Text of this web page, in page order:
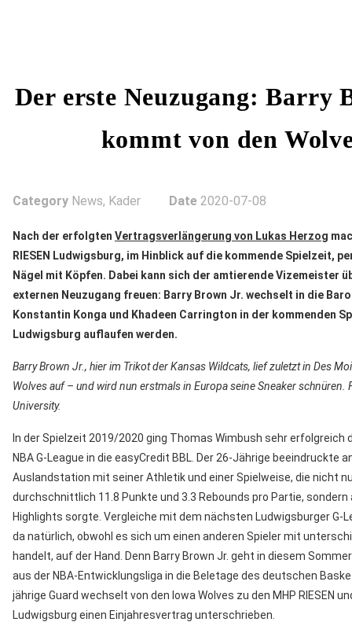
Der erste Neuzugang: Barry
kommt von den
Category News, Kader Date 2020-07-08
Nach der erfolgten Vertragsverlängerung von Lukas Herzog
RIESEN Ludwigsburg, im Hinblick auf die kommende Spielzeit,
Nägel mit Köpfen. Dabei kann sich der amtierende Vizemeister
externen Neuzugang freuen: Barry Brown Jr. wechselt in die
Konstantin Konga und Khadeen Carrington in der kommenden
Ludwigsburg auflaufen werden.
Barry Brown Jr., hier im Trikot der Kansas Wildcats, lief zuletzt in Des
Wolves auf – und wird nun erstmals in Europa seine Sneaker schnüren.
University.
In der Spielzeit 2019/2020 ging Thomas Wimbush sehr erfolgreich
NBA G-League in die easyCredit BBL. Der 26-Jährige beeindruckte
Auslandstation mit seiner Athletik und einer Spielweise, die nicht
durchschnittlich 11.8 Punkte und 3.3 Rebounds pro Partie,
Highlights sorgte. Vergleiche mit dem nächsten Ludwigsburger G-
da natürlich, obwohl es sich um einen anderen Spieler mit
handelt, auf der Hand. Denn Barry Brown Jr. geht in diesem
aus der NBA-Entwicklungsliga in die Beletage des deutschen
jährige Guard wechselt von den Iowa Wolves zu den MHP RIESEN
Ludwigsburg einen Einjahresvertrag unterschrieben.